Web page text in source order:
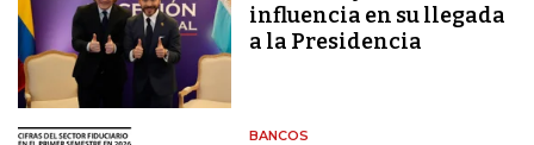
influencia en su llegada
a la Presidencia
BANCOS